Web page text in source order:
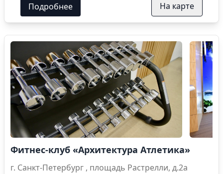
Подробнее На карте
Фитнес-клуб «Архитектура Атлетика»
г. Санкт-Петербург , площадь Растрелли, д.2а